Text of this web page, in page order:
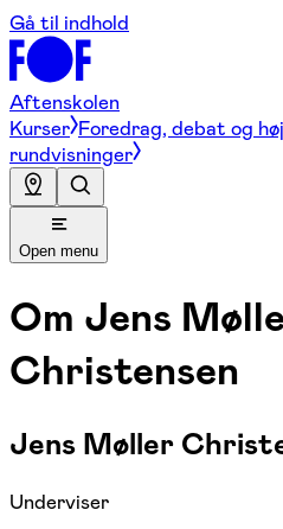
Gå til indhold
Aftenskolen
Kurser Foredrag, debat og
rundvisninger
Open menu
Om Jens
Christensen
Jens Møller
Underviser